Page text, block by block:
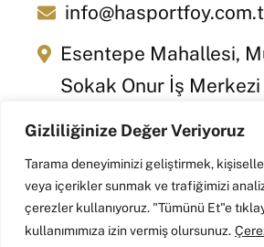
Gizliliğinize Değer Veriyoruz
Tarama deneyiminizi geliştirmek,
veya içerikler sunmak ve trafiğimizi
çerezler kullanıyoruz. "Tümünü Et"e
kullanımımıza izin vermiş olursunuz.
Esentepe Mahallesi,
Sokak Onur İş Merkezi
No: 22 Şişli / İstanbul
© 2025